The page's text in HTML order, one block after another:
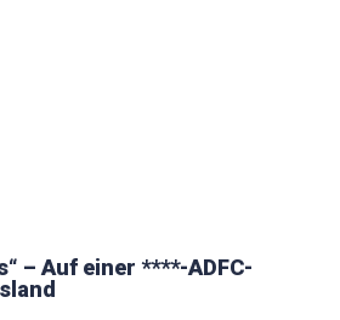
– Auf einer ****-ADFC-